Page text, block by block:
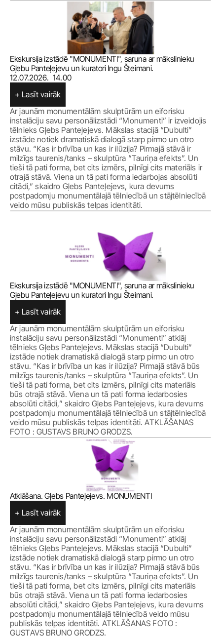
Ekskursija izstādē "MONUMENTI", saruna ar mākslinieku
Gļebu Panteļejevu un kuratori Ingu Šteimani.
12.07.2026.  14.00
+ Lasīt vairāk
Ar jaunām monumentālām skulptūrām un eiforisku
instalāciju savu personālizstādi “Monumenti” ir izveidojis
tēlnieks Gļebs Panteļejevs. Mākslas stacijā “Dubulti”
izstāde notiek dramatiskā dialogā starp pirmo un otro
stāvu. “Kas ir brīvība un kas ir ilūzija? Pirmajā stāvā ir
milzīgs taurenis/tanks – skulptūra “Tauriņa efekts”. Un
tieši tā pati forma, bet cits izmērs, pilnīgi cits materiāls ir
otrajā stāvā. Viena un tā pati forma iedarbojas absolūti
citādi,” skaidro Gļebs Panteļejevs, kura devums
postpadomju monumentālajā tēlniecībā un stājtēlniecībā
veido mūsu publiskās telpas identitāti.
Ekskursija izstādē "MONUMENTI", saruna ar mākslinieku
Gļebu Panteļejevu un kuratori Ingu Šteimani.
+ Lasīt vairāk
Ar jaunām monumentālām skulptūrām un eiforisku
instalāciju savu personālizstādi “Monumenti” atklāj
tēlnieks Gļebs Panteļejevs. Mākslas stacijā “Dubulti”
izstāde notiek dramatiskā dialogā starp pirmo un otro
stāvu. “Kas ir brīvība un kas ir ilūzija? Pirmajā stāvā būs
milzīgs taurenis/tanks – skulptūra “Tauriņa efekts”. Un
tieši tā pati forma, bet cits izmērs, pilnīgi cits materiāls
būs otrajā stāvā. Viena un tā pati forma iedarbosies
absolūti citādi,” skaidro Gļebs Panteļejevs, kura devums
postpadomju monumentālajā tēlniecībā un stājtēlniecībā
veido mūsu publiskās telpas identitāti. ATKLĀŠANAS
FOTO : GUSTAVS BRUNO GRODZS.
Atklāšana. Gļebs Panteļejevs. MONUMENTI
+ Lasīt vairāk
Ar jaunām monumentālām skulptūrām un eiforisku
instalāciju savu personālizstādi “Monumenti” atklāj
tēlnieks Gļebs Panteļejevs. Mākslas stacijā “Dubulti”
izstāde notiek dramatiskā dialogā starp pirmo un otro
stāvu. “Kas ir brīvība un kas ir ilūzija? Pirmajā stāvā būs
milzīgs taurenis/tanks – skulptūra “Tauriņa efekts”. Un
tieši tā pati forma, bet cits izmērs, pilnīgi cits materiāls
būs otrajā stāvā. Viena un tā pati forma iedarbosies
absolūti citādi,” skaidro Gļebs Panteļejevs, kura devums
postpadomju monumentālajā tēlniecībā veido mūsu
publiskās telpas identitāti. ATKLĀŠANAS FOTO :
GUSTAVS BRUNO GRODZS.